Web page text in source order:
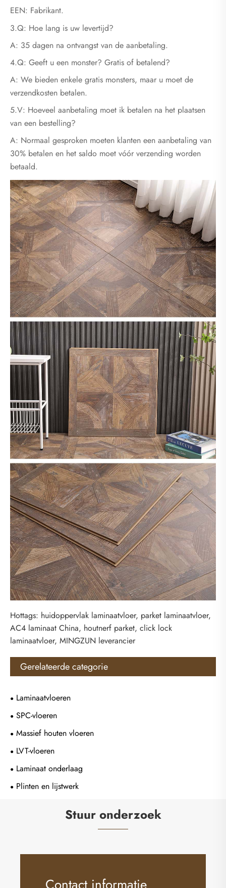
EEN: Fabrikant.
3.Q: Hoe lang is uw levertijd?
A: 35 dagen na ontvangst van de aanbetaling.
4.Q: Geeft u een monster? Gratis of betalend?
A: We bieden enkele gratis monsters, maar u moet de
verzendkosten betalen.
5.V: Hoeveel aanbetaling moet ik betalen na het plaatsen
van een bestelling?
A: Normaal gesproken moeten klanten een aanbetaling van
30% betalen en het saldo moet vóór verzending worden
betaald.
Hottags: huidoppervlak laminaatvloer, parket laminaatvloer,
AC4 laminaat China, houtnerf parket, click lock
laminaatvloer, MINGZUN leverancier
Gerelateerde categorie
Laminaatvloeren
SPC-vloeren
Massief houten vloeren
LVT-vloeren
Laminaat onderlaag
Plinten en lijstwerk
Stuur onderzoek